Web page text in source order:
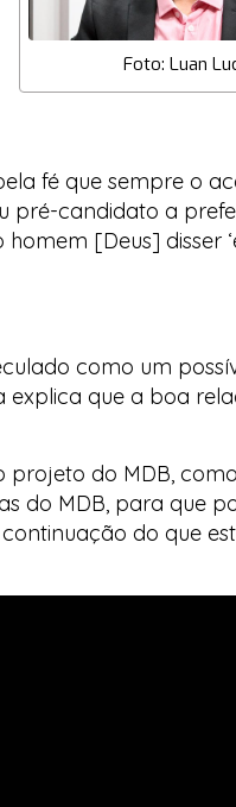
Foto: Luan
fé que sempre o
pré-candidato a
[Deus] disser
como um
explica que a boa
projeto do MDB,
do MDB, para que
do que